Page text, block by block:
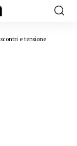
e tensione